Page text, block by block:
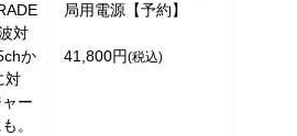
対
か
対
ー
。
局用電源【予約】
41,800円(税込)